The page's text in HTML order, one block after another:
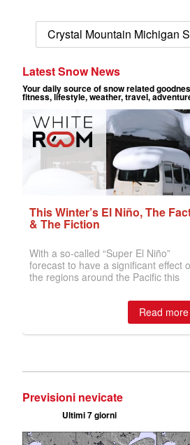
Crystal Mountain Michigan
Previsioni nevicate
Ultimi 7 giorni